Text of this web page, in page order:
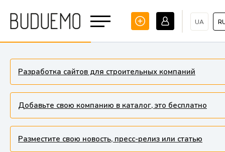
UA
Разработка сайтов для строительных компаний
Добавьте свою компанию в каталог, это бесплатно
Разместите свою новость, пресс-релиз или статью